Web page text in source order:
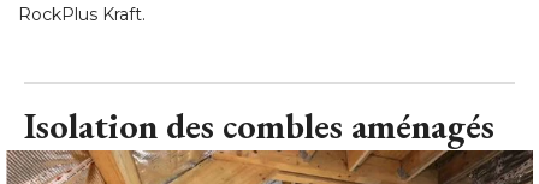
RockPlus Kraft.
Isolation des combles aménagés